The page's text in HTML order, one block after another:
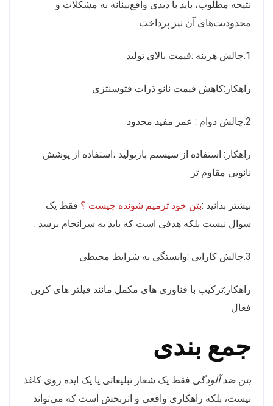
نتیجه مطلوب، باید با دیدی واقع‌بینانه به مشکلات و
محدودیت‌های آن نیز پرداخت.
1.چالش هزینه :قیمت بالای تولید
راهکار:کاهش قیمت نانو ذرات فتوسنتزی
2.چالش دوام : عمر مفید محدود
راهکار: استفاده از سیستم بازتولید ،استفاده از پوشش
نانویی مقاوم تر
بیشتر بدانید :بتن خود ترمیم شونده چیست ؟ فقط یک
سوال نیست بلکه هدفی است که باید به سرانجام برسد .
3.چالش کارایی :وابستگی به شرایط محیطی
راهکار:ترکیب با فناوری های مکمل مانند فیلتر های کربن
فعال
جمع بندی
بتن ضد آلودگی فقط یک شعار تبلیغاتی یا یک ایده روی کاغذ
نیست، بلکه راهکاری واقعی و اثربخش است که می‌تواند